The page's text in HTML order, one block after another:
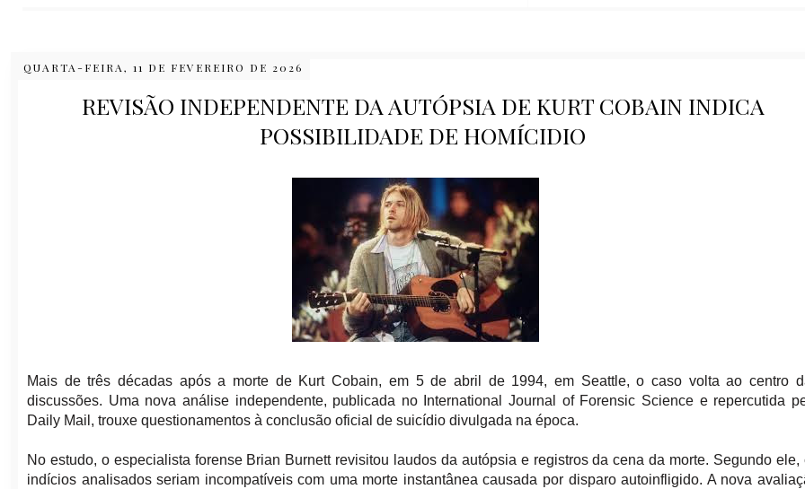
QUARTA-FEIRA, 11 DE FEVEREIRO DE 2026
REVISÃO INDEPENDENTE DA AUTÓPSIA DE KURT COBAIN INDICA
POSSIBILIDADE DE HOMÍCIDIO
Mais de três décadas após a morte de Kurt Cobain, em 5 de abril de 1994, em Seattle, o caso volta ao centro
discussões. Uma nova análise independente, publicada no International Journal of Forensic Science e repercutida
Daily Mail, trouxe questionamentos à conclusão oficial de suicídio divulgada na época.
No estudo, o especialista forense Brian Burnett revisitou laudos da autópsia e registros da cena da morte. Segundo ele,
indícios analisados seriam incompatíveis com uma morte instantânea causada por disparo autoinfligido. A nova